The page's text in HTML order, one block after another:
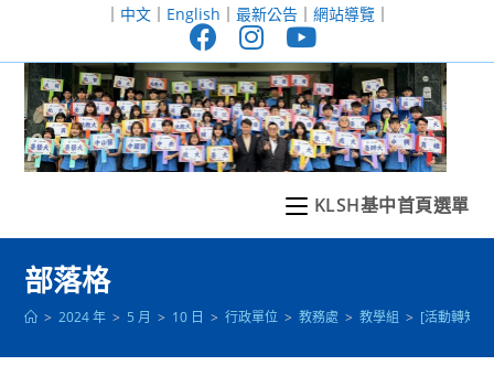
至
｜ 中文｜ English ｜ 最新公告｜ 網站導覽｜
KLSH基中首頁選單
部落格
> 2024 年 > 5 月 > 10 日 > 行政單位 > 教務處 > 教學組 > [活動轉知]